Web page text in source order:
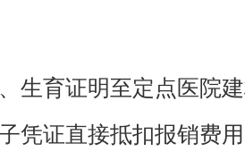
生育证明至定点医院
凭证直接抵扣报销费用